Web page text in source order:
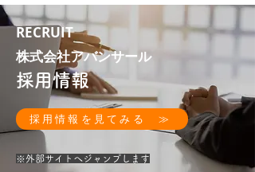
RECRUIT
株式会社アバンサール
採用情報
採用情報を見てみる ≫
​※外部サイトへジャンプします